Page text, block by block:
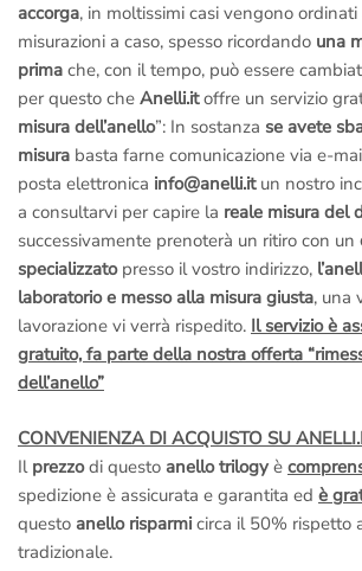
accorga, in moltissimi casi vengono
misurazioni a caso, spesso ricordando una
prima che, con il tempo, può essere
per questo che Anelli.it offre un servizio
misura dell’anello”: In sostanza se avete
misura basta farne comunicazione via e-
posta elettronica info@anelli.itun nostro
a consultarvi per capire la reale misura del
successivamente prenoterà un ritiro con un
specializzato presso il vostro indirizzo,
laboratorio e messo alla misura giusta, una
lavorazione vi verrà rispedito. Il servizio è
gratuito, fa parte della nostra offerta
dell’anello”
CONVENIENZA DI ACQUISTO SU
Il prezzo di questo anello trilogyè
spedizione è assicurata e garantita ed è
questo anello risparmi circa il 50% rispetto
tradizionale.